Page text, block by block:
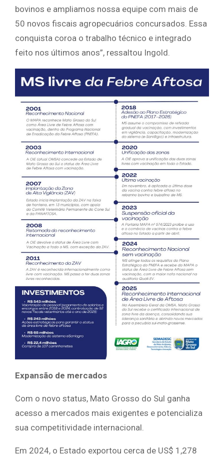
bovinos e ampliamos nossa equipe com mais de
50 novos fiscais agropecuários concursados. Essa
conquista coroa o trabalho técnico e integrado
feito nos últimos anos”, ressaltou Ingold.
Expansão de mercados
Com o novo status, Mato Grosso do Sul ganha
acesso a mercados mais exigentes e potencializa
sua competitividade internacional.
Em 2024, o Estado exportou cerca de US$ 1,278